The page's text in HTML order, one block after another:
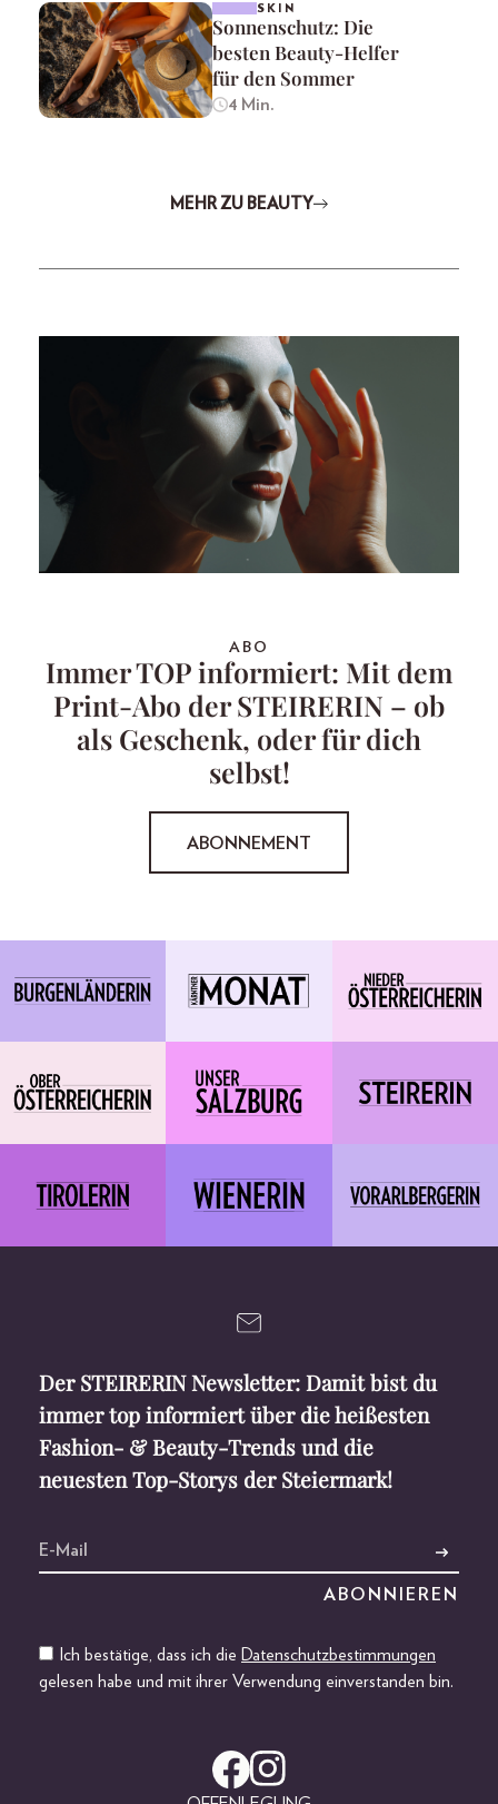
SKIN
Sonnenschutz: Die
besten Beauty-Helfer
für den Sommer
4 Min.
MEHR ZU BEAUTY
ABO
Immer TOP informiert: Mit dem
Print-Abo der STEIRERIN – ob
als Geschenk, oder für dich
selbst!
ABONNEMENT
Der STEIRERIN Newsletter: Damit bist du
immer top informiert über die heißesten
Fashion- & Beauty-Trends und die
neuesten Top-Storys der Steiermark!
Ich bestätige, dass ich die Datenschutzbestimmungen
gelesen habe und mit ihrer Verwendung einverstanden bin.